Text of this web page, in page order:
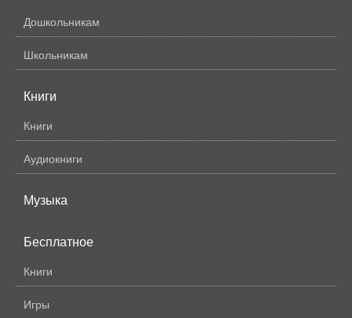
Дошкольникам
Школьникам
Книги
Книги
Аудиокниги
Музыка
Бесплатное
Книги
Игры